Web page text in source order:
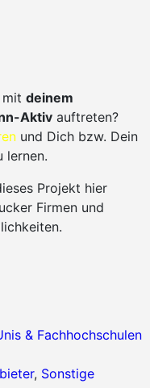
deinem
Aktiv auftreten?
und Dich bzw. Dein
lernen.
Projekt hier
Firmen und
& Fachhochschulen
, Sonstige